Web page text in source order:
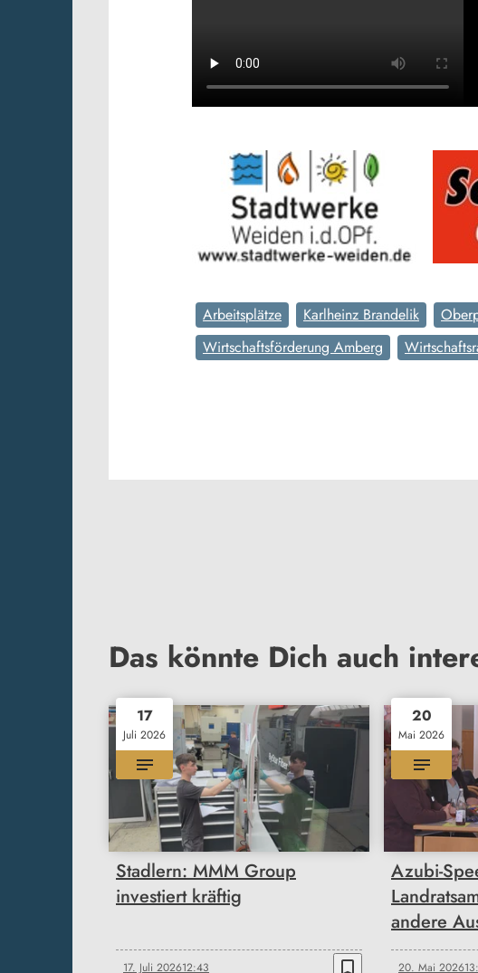
Arbeitsplätze Karlheinz Brandelik
Wirtschaftsförderung Amberg
Das könnte Dich auch
17
Juli 2026
Stadlern: MMM Group
investiert kräftig
17. Juli 202612:43 bookmark_border
20
Mai 2026
Azubi-
andere
20. Mai 2026